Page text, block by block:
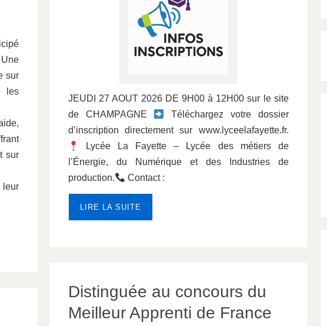
sur
les
sur
JEUDI 27 AOUT 2026 DE 9H00 à 12H00 sur le site
de CHAMPAGNE
Téléchargez votre dossier
d’inscription directement sur www.lyceelafayette.fr.
Lycée La Fayette – Lycée des métiers de
l’Énergie, du Numérique et des Industries de
production.
Contact :
LIRE LA SUITE
Distinguée au concours du
Meilleur Apprenti de France